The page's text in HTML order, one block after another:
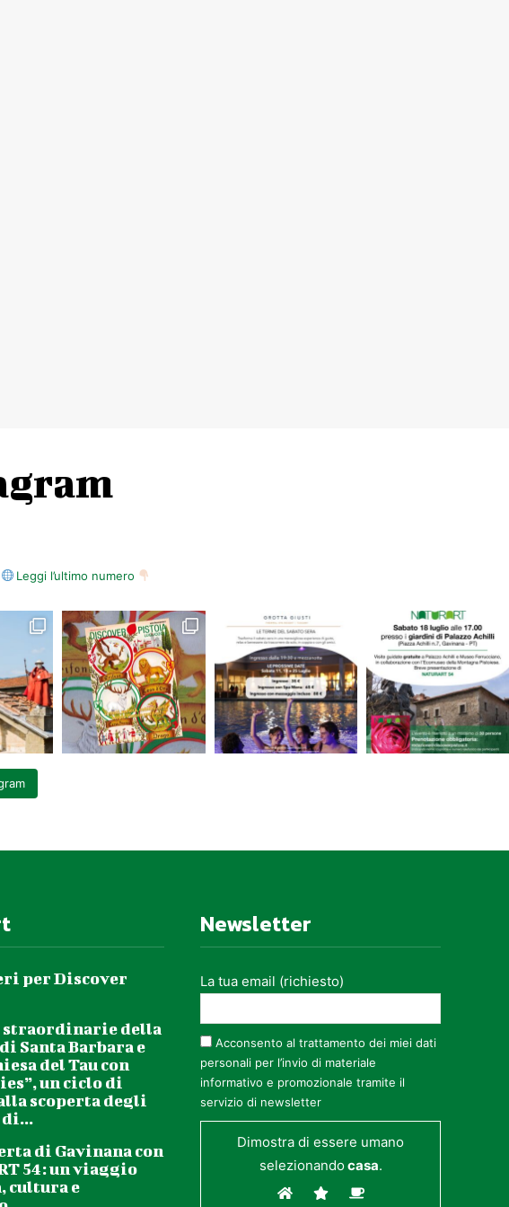
Leggi l’ultimo numero
per Discover
straordinarie della
Santa Barbara e
del Tau con
un ciclo di
scoperta degli
di Gavinana con
54: un viaggio
cultura e
Newsletter
La tua email (richiesto)
Acconsento al trattamento dei miei dati
personali per l’invio di materiale
informativo e promozionale tramite il
servizio di newsletter
Dimostra di essere umano
selezionandocasa.